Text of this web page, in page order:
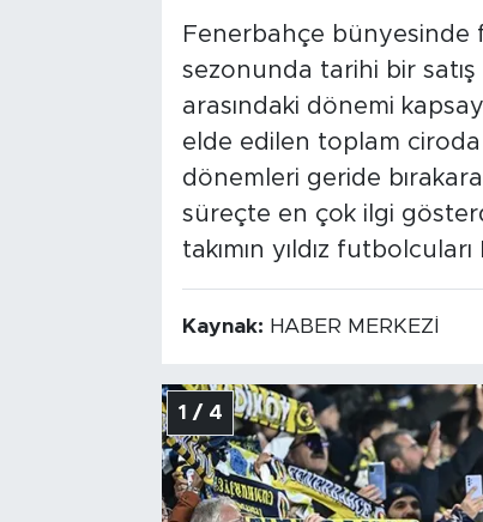
Fenerbahçe bünyesinde
sezonunda tarihi bir satış
arasındaki dönemi
elde edilen toplam
dönemleri geride
süreçte en çok ilgi
takımın yıldız
Kaynak: HABER MERKEZİ
1 / 4